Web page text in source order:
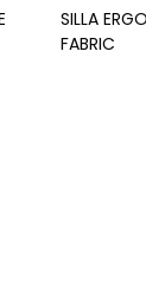
SILLA
FABRIC